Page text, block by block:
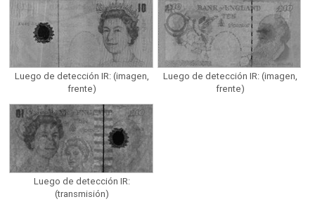
Luego de detección IR: (imagen,
frente)
Luego de detección IR: (imagen,
frente)
Luego de detección IR:
(transmisión)